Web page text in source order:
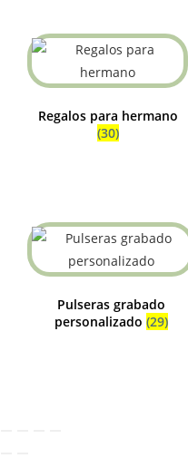
Regalos para hermano
(30)
Pulseras grabado
personalizado (29)